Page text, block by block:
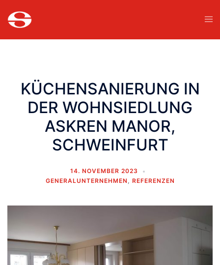
KÜCHENSANIERUNG IN
DER WOHNSIEDLUNG
ASKREN MANOR,
SCHWEINFURT
14. NOVEMBER 2023
GENERALUNTERNEHMEN , REFERENZEN